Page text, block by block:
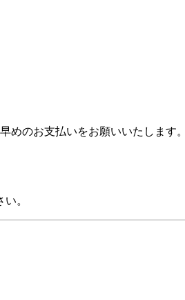
めのお支払いをお願いいたします。
い。